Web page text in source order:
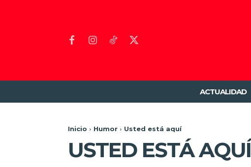
ACTUALIDAD
Inicio Humor Usted está aquí
USTED ESTÁ AQUÍ